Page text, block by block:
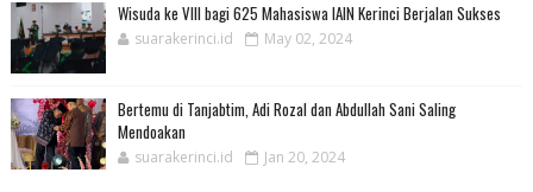
Wisuda ke VIII bagi 625 Mahasiswa IAIN Kerinci Berjalan Sukses
suarakerinci.id May 02, 2024
Bertemu di Tanjabtim, Adi Rozal dan Abdullah Sani Saling
Mendoakan
suarakerinci.id Jan 20, 2024